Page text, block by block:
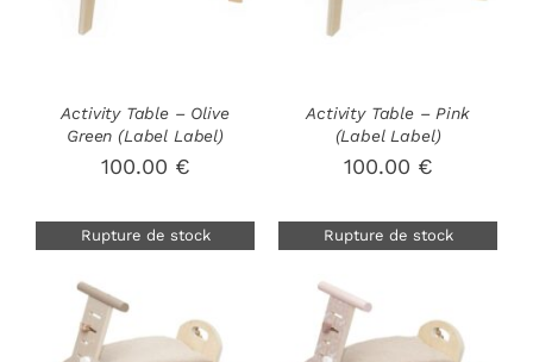
Activity Table – Olive
Green (Label Label)
100.00 €
Activity Table – Pink
(Label Label)
100.00 €
Rupture de stock Rupture de stock